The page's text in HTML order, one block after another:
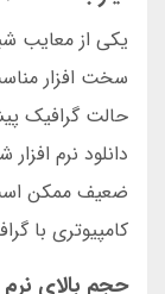
یکی از معایب
سخت افزار
حالت گرافیک
دانلود نرم
ضعیف ممکن
کامپیوتری با
حجم بالای نرم